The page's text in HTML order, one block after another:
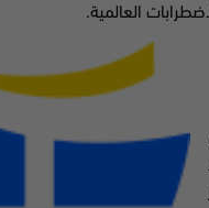
العالمية.